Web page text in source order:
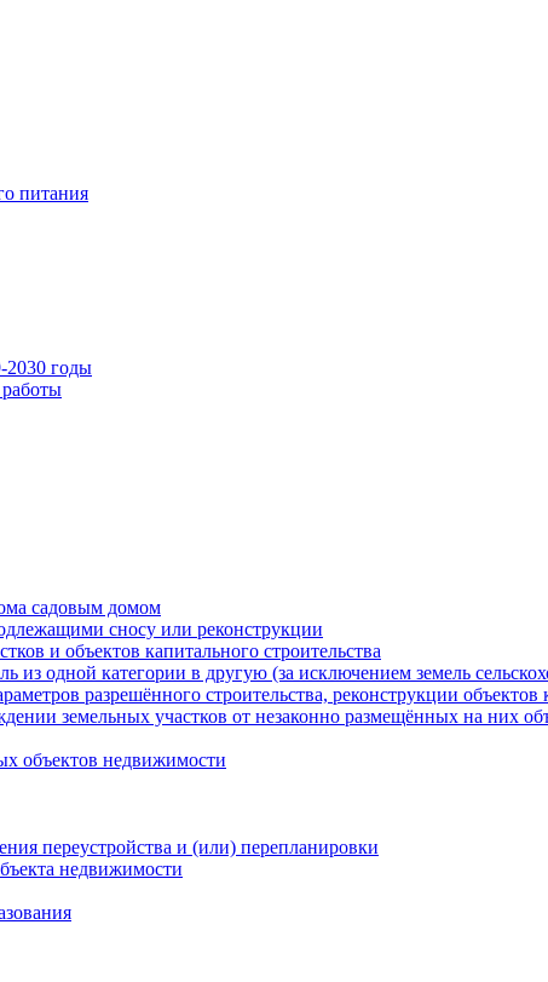
питания
2030 годы
садовым домом
сносу или реконструкции
и объектов капитального строительства
из одной категории в другую (за исключением земель
разрешённого строительства, реконструкции объектов
земельных участков от незаконно размещённых на них
объектов недвижимости
переустройства и (или) перепланировки
недвижимости